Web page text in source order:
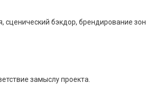
бэкдор, брендирование зон.
замыслу проекта.